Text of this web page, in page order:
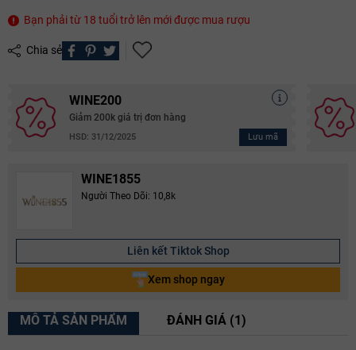
Bạn phải từ 18 tuổi trở lên mới được mua rượu
Chia sẻ
WINE200
Giảm 200k giá trị đơn hàng
HSD: 31/12/2025 Lưu mã
WINE1855
Người Theo Dõi: 10,8k
Liên kết Tiktok Shop
Xem shop ngay
MÔ TẢ SẢN PHẨM ĐÁNH GIÁ (1)